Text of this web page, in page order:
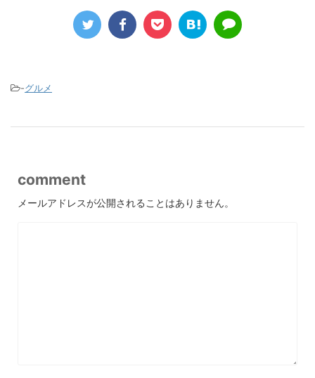
-グルメ
comment
メールアドレスが公開されることはありません。